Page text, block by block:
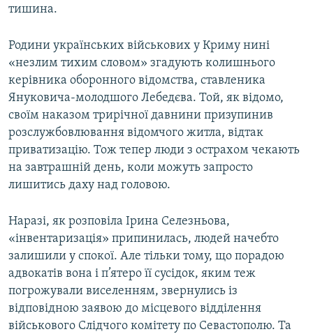
тишина.
Родини українських військових у Криму нині
«незлим тихим словом» згадують колишнього
керівника оборонного відомства, ставленика
Януковича-молодшого Лебедєва. Той, як відомо,
своїм наказом трирічної давнини призупинив
розслужбовлювання відомчого житла, відтак
приватизацію. Тож тепер люди з острахом чекають
на завтрашній день, коли можуть запросто
лишитись даху над головою.
Наразі, як розповіла Ірина Селезньова,
«інвентаризація» припинилась, людей начебто
залишили у спокої. Але тільки тому, що порадою
адвокатів вона і п’ятеро її сусідок, яким теж
погрожували виселенням, звернулись із
відповідною заявою до місцевого відділення
військового Слідчого комітету по Севастополю. Та